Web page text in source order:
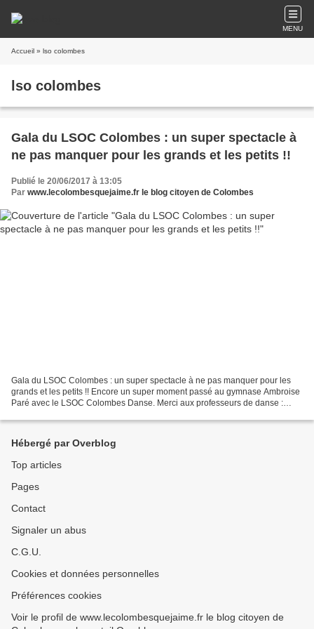
MENU
Accueil » lso colombes
lso colombes
Gala du LSOC Colombes : un super spectacle à
ne pas manquer pour les grands et les petits !!
Publié le 20/06/2017 à 13:05
Par www.lecolombesquejaime.fr le blog citoyen de Colombes
Gala du LSOC Colombes : un super spectacle à ne pas manquer pour les
grands et les petits !! Encore un super moment passé au gymnase Ambroise
Paré avec le LSOC Colombes Danse. Merci aux professeurs de danse :
Hébergé par Overblog
Top articles
Pages
Contact
Signaler un abus
C.G.U.
Cookies et données personnelles
Préférences cookies
Voir le profil de www.lecolombesquejaime.fr le blog citoyen de